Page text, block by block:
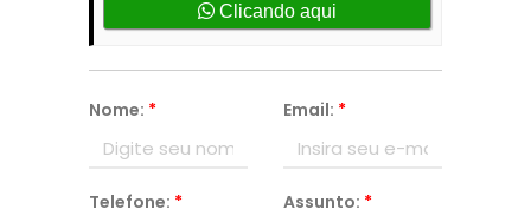
Clicando aqui
Nome: * Email: *
Telefone: * Assunto: *